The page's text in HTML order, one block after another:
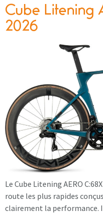
Cube Litening
2026
Le Cube Litening AERO
route les plus rapides
clairement la performance.